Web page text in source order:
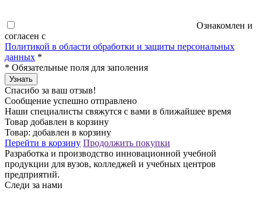
Ознакомлен и
согласен с
Политикой в области обработки и защиты персональных
данных *
* Обязательные поля для заполения
Узнать
Спасибо за ваш отзыв!
Сообщение успешно отправлено
Наши специалисты свяжутся с вами в ближайшее время
Товар добавлен в корзину
Товар: добавлен в корзину
Перейти в корзину Продолжить покупки
Разработка и производство инновационной учебной
продукции для вузов, колледжей и учебных центров
предприятий.
Следи за нами